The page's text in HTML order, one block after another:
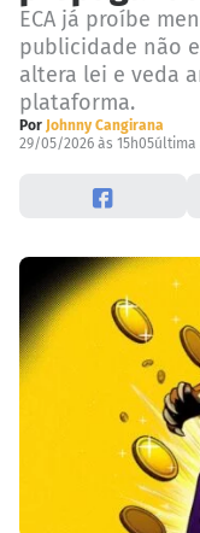
ECA já proíbe
publicidade não
altera lei e veda
plataforma.
Por Johnny Cangirana
29/05/2026 às 15h05última